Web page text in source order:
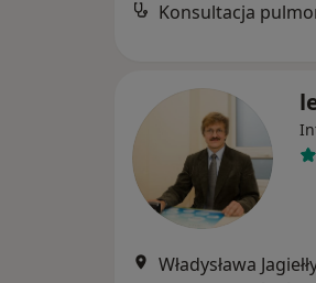
Konsultacja
Władysława